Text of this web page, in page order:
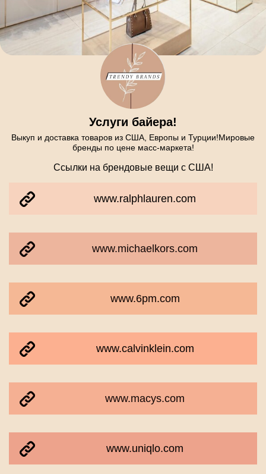
Услуги байера!
Выкуп и доставка товаров из США, Европы и Турции!Мировые
бренды по цене масс-маркета!
Ссылки на брендовые вещи с США!
www.ralphlauren.com
www.michaelkors.com
www.6pm.com
www.calvinklein.com
www.macys.com
www.uniqlo.com